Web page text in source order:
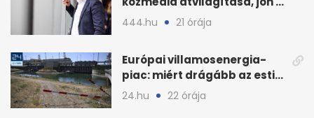
nyilvános véleményezés
444.hu 21 órája
Európai villamosenergia-
piac: miért drágább az esti
áram Magyarországon
24.hu 22 órája